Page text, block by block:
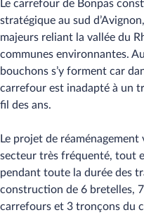
Le carrefour de Bonpas
stratégique au sud
majeurs reliant la vallée du
communes environnantes.
bouchons s’y forment car
carrefour est inadapté à un
fil des ans.
Le projet de
secteur très fréquenté, tout
pendant toute la durée des
construction de 6 bretelles,
carrefours et 3 tronçons du